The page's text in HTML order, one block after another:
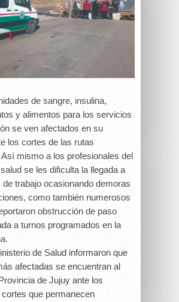
de sangre, insulina,
y alimentos para los servicios
se ven afectados en su
los cortes de las rutas
Así mismo a los profesionales del
se les dificulta la llegada a
trabajo ocasionando demoras
como también numerosos
obstrucción de paso
a turnos programados en la
de Salud informaron que
afectadas se encuentran al
de Jujuy ante los
que permanecen